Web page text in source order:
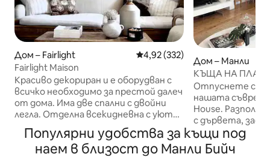
Дом – Fairlight Средна оценка: 4,92 от 5,
4,92 (332)
Fairlight Maison
Красиво декориран и е оборудван с
всичко необходимо за престой далеч
от дома. Има две спални с двойни
легла. Отделна всекидневна с уютна
камина и трапезария за 6 души.
Очарователно кабинет с малко
дневно легло, бюро и принтер.
Дом – Манли
КЪЩА НА
пеша до плаж
Отпуснете се
нашата
House. Разположен на спокоен анклав
с дървета,
домове с
този
Популярни удобства за къщи под
наем в близост до Манли Бийч